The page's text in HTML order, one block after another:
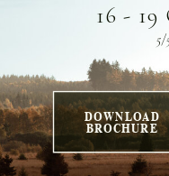
16 -
DOWNLOAD
BROCHURE
5/